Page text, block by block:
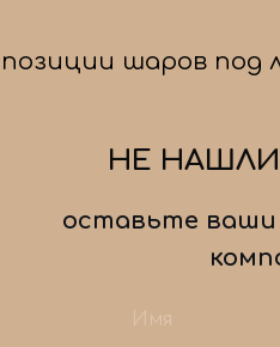
шаров под
НЕ
оставьте ваши